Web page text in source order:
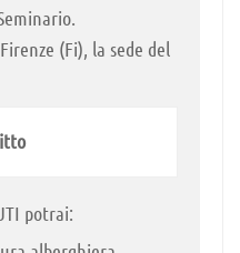
(Fi), la sede del
potrai: